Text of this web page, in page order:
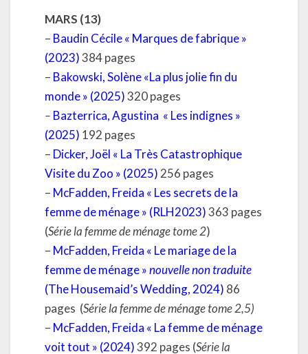
MARS (13)
– Baudin Cécile « Marques de fabrique »
(2023)384 pages
– Bakowski, Solène «La plus jolie fin du
monde » (2025)320 pages
– Bazterrica, Agustina « Les indignes »
(2025) 192 pages
– Dicker, Joël « La Très Catastrophique
Visite du Zoo » (2025) 256 pages
– McFadden, Freida « Les secrets de la
femme de ménage » (RLH2023)363 pages
(Série la femme de ménage tome 2)
– McFadden, Freida « Le mariage de la
femme de ménage »nouvelle non traduite
(The Housemaid’s Wedding, 2024) 86
pages (Série la femme de ménage tome 2,5)
– McFadden, Freida « La femme de ménage
voit tout » (2024)392 pages (Série la